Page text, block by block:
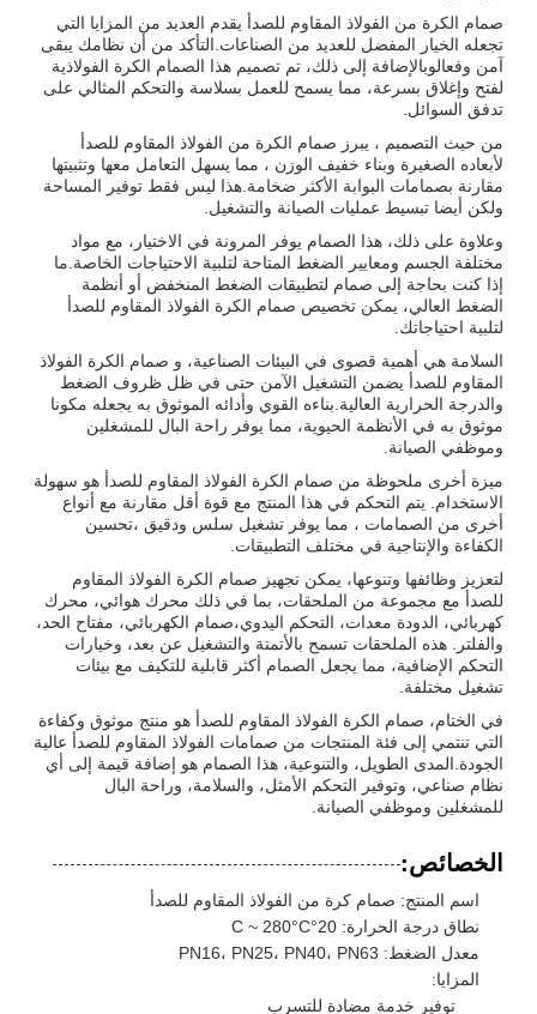
صمام الكرة من الفولاذ المقاوم للصدأ يقدم العديد من المزايا التي
تجعله الخيار المفضل للعديد من الصناعات.التأكد من أن نظامك يبقى
آمن وفعالوبالإضافة إلى ذلك، تم تصميم هذا الصمام الكرة الفولاذية
لفتح وإغلاق بسرعة، مما يسمح للعمل بسلاسة والتحكم المثالي على
تدفق السوائل.
من حيث التصميم ، يبرز صمام الكرة من الفولاذ المقاوم للصدأ
لأبعاده الصغيرة وبناء خفيف الوزن ، مما يسهل التعامل معها وتثبيتها
مقارنة بصمامات البوابة الأكثر ضخامة.هذا ليس فقط توفير المساحة
ولكن أيضا تبسيط عمليات الصيانة والتشغيل.
وعلاوة على ذلك، هذا الصمام يوفر المرونة في الاختيار، مع مواد
مختلفة الجسم ومعايير الضغط المتاحة لتلبية الاحتياجات الخاصة.ما
إذا كنت بحاجة إلى صمام لتطبيقات الضغط المنخفض أو أنظمة
الضغط العالي، يمكن تخصيص صمام الكرة الفولاذ المقاوم للصدأ
لتلبية احتياجاتك.
السلامة هي أهمية قصوى في البيئات الصناعية، و صمام الكرة الفولاذ
المقاوم للصدأ يضمن التشغيل الآمن حتى في ظل ظروف الضغط
والدرجة الحرارية العالية.بناءه القوي وأدائه الموثوق به يجعله مكونا
موثوق به في الأنظمة الحيوية، مما يوفر راحة البال للمشغلين
وموظفي الصيانة.
ميزة أخرى ملحوظة من صمام الكرة الفولاذ المقاوم للصدأ هو سهولة
الاستخدام. يتم التحكم في هذا المنتج مع قوة أقل مقارنة مع أنواع
أخرى من الصمامات ، مما يوفر تشغيل سلس ودقيق ،تحسين
الكفاءة والإنتاجية في مختلف التطبيقات.
لتعزيز وظائفها وتنوعها، يمكن تجهيز صمام الكرة الفولاذ المقاوم
للصدأ مع مجموعة من الملحقات، بما في ذلك محرك هوائي، محرك
كهربائي، الدودة معدات، التحكم اليدوي،صمام الكهربائي، مفتاح الحد،
والفلتر. هذه الملحقات تسمح بالأتمتة والتشغيل عن بعد، وخيارات
التحكم الإضافية، مما يجعل الصمام أكثر قابلية للتكيف مع بيئات
تشغيل مختلفة.
في الختام، صمام الكرة الفولاذ المقاوم للصدأ هو منتج موثوق وكفاءة
التي تنتمي إلى فئة المنتجات من صمامات الفولاذ المقاوم للصدأ عالية
الجودة.المدى الطويل، والتنوعية، هذا الصمام هو إضافة قيمة إلى أي
نظام صناعي، وتوفير التحكم الأمثل، والسلامة، وراحة البال
للمشغلين وموظفي الصيانة.
الخصائص:
اسم المنتج: صمام كرة من الفولاذ المقاوم للصدأ
نطاق درجة الحرارة: 20°C ~ 280°C
معدل الضغط: PN16، PN25، PN40، PN63
المزايا:
توفير خدمة مضادة للتسرب